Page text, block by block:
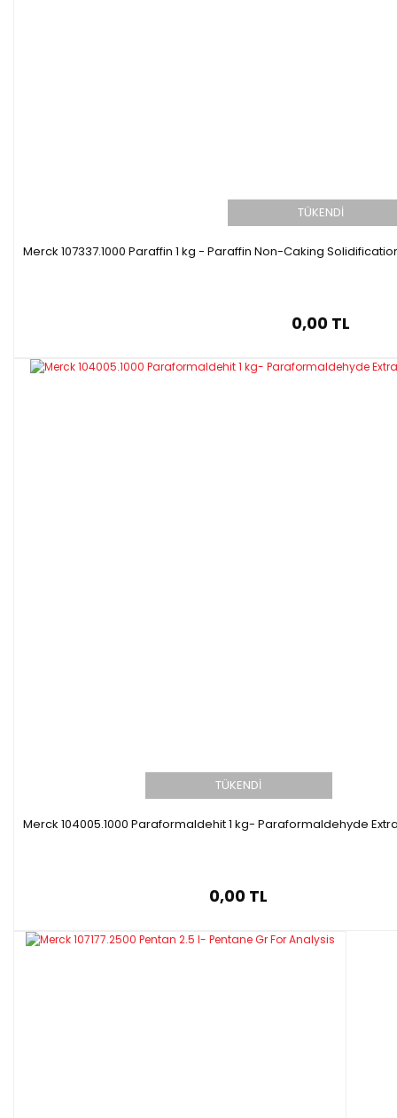
TÜKENDİ
Merck 107337.1000 Paraffin 1 kg - Paraffin Non-Caking
0,00 TL
TÜKENDİ
Merck 104005.1000 Paraformaldehit 1 kg- Paraformaldehyde
0,00 TL